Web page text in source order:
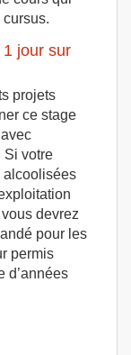
jour sur
projets
ce stage
Si votre
alcoolisées
devrez
pour les
permis
d’années